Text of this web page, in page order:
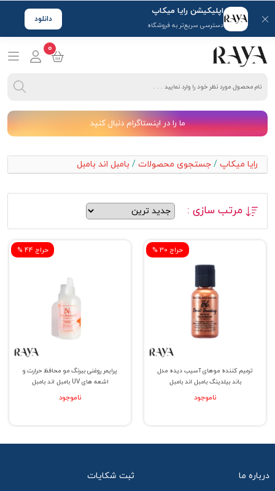
اپلیکیشن رایا میکاپ
دسترسی سریع‌تر به فروشگاه
دانلود
0
ما را در اینستاگرام دنبال کنید
رایا میکاپ / جستجوی محصولات / بامبل اند بامبل
مرتب سازی :
% حراج 30
ترمیم کننده موهای آسیب دیده مدل
باند بیلدینگ بامبل اند بامبل
ناموجود
% حراج 44
پرایمر روغنی بیرنگ مو محافظ حرارت و
اشعه های UV بامبل اند بامبل
ناموجود
درباره ما ثبت شکایات